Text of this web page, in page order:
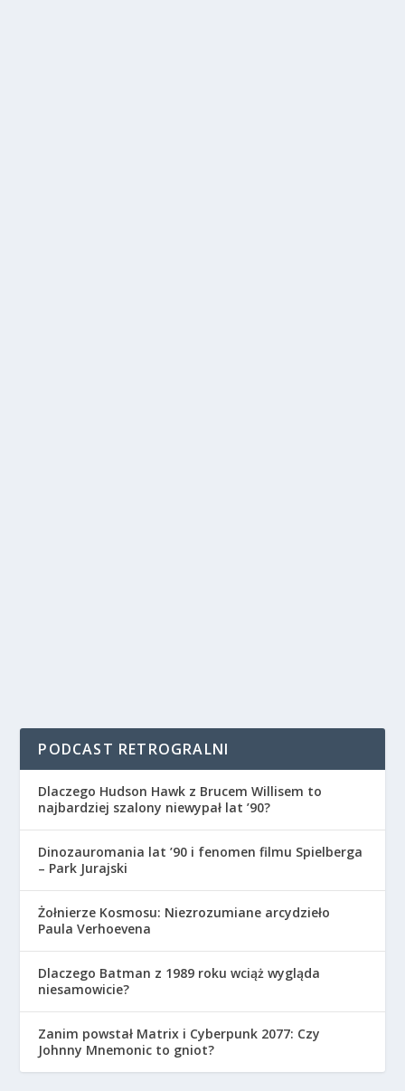
PODCAST RETROGRALNI
Dlaczego Hudson Hawk z Brucem Willisem to
najbardziej szalony niewypał lat ’90?
Dinozauromania lat ’90 i fenomen filmu Spielberga
– Park Jurajski
Żołnierze Kosmosu: Niezrozumiane arcydzieło
Paula Verhoevena
Dlaczego Batman z 1989 roku wciąż wygląda
niesamowicie?
Zanim powstał Matrix i Cyberpunk 2077: Czy
Johnny Mnemonic to gniot?